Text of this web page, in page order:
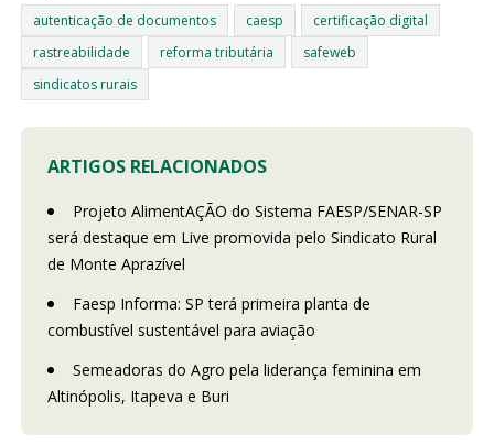
autenticação de documentos caesp
certificação digital
rastreabilidade
reforma tributária
safeweb
sindicatos rurais
ARTIGOS RELACIONADOS
Projeto AlimentAÇÃO do Sistema FAESP/SENAR-SP
será destaque em Live promovida pelo Sindicato Rural
de Monte Aprazível
Faesp Informa: SP terá primeira planta de
combustível sustentável para aviação
Semeadoras do Agro pela liderança feminina em
Altinópolis, Itapeva e Buri